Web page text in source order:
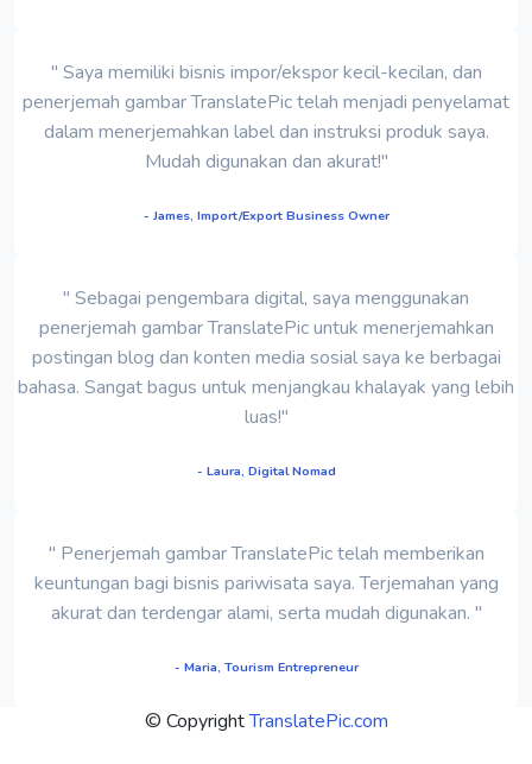
" Saya memiliki bisnis impor/ekspor kecil-kecilan, dan
penerjemah gambar TranslatePic telah menjadi penyelamat
dalam menerjemahkan label dan instruksi produk saya.
Mudah digunakan dan akurat!"
- James, Import/Export Business Owner
" Sebagai pengembara digital, saya menggunakan
penerjemah gambar TranslatePic untuk menerjemahkan
postingan blog dan konten media sosial saya ke berbagai
bahasa. Sangat bagus untuk menjangkau khalayak yang lebih
luas!"
- Laura, Digital Nomad
" Penerjemah gambar TranslatePic telah memberikan
keuntungan bagi bisnis pariwisata saya. Terjemahan yang
akurat dan terdengar alami, serta mudah digunakan. "
- Maria, Tourism Entrepreneur
© CopyrightTranslatePic.com